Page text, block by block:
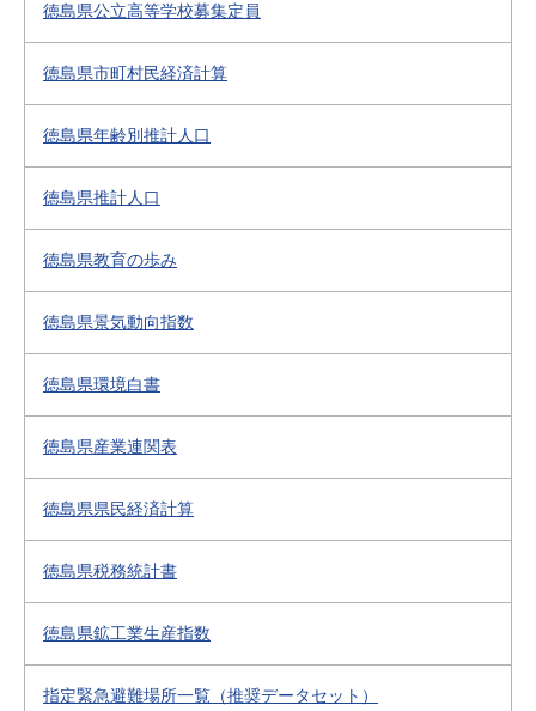
徳島県公立高等学校募集定員
徳島県市町村民経済計算
徳島県年齢別推計人口
徳島県推計人口
徳島県教育の歩み
徳島県景気動向指数
徳島県環境白書
徳島県産業連関表
徳島県県民経済計算
徳島県税務統計書
徳島県鉱工業生産指数
指定緊急避難場所一覧（推奨データセット）